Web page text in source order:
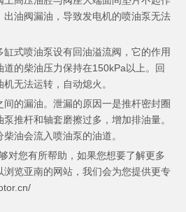
出油阀漏油，导致发电机的喷油泵无法
式喷油泵设有回油溢流阀，它的作用
的柴油压力保持在150kPa以上。回
无法运转，自动熄火。
的漏油。泄漏的原因一是推杆密封圈
推杆和轴套磨擦过多，增加排油量。
油会流入喷油泵的油道。
您有所帮助，如果您想要了解更多
浏览亚南的网站，我们会为您提供更专